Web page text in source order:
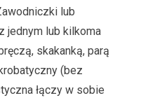
lub
jednym lub kilkoma
skakanką, parą
(bez
łączy w sobie